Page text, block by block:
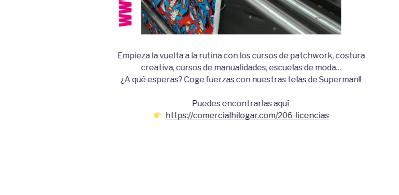
Empieza la vuelta a la rutina con los cursos de patchwork, costura
creativa, cursos de manualidades, escuelas de moda…
¿A qué esperas? Coge fuerzas con nuestras telas de Superman!!
Puedes encontrarlas aquí
https://comercialhilogar.com/206-licencias